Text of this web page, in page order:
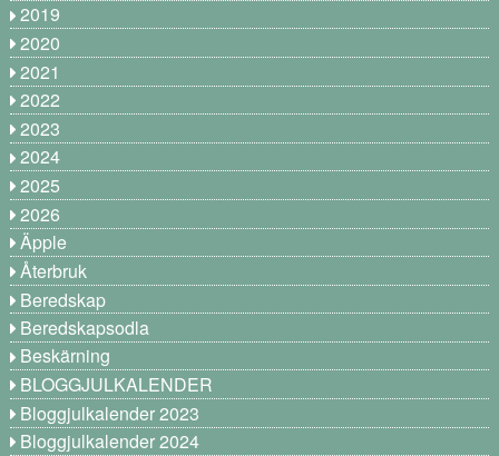
2019
2020
2021
2022
2023
2024
2025
2026
Äpple
Återbruk
Beredskap
Beredskapsodla
Beskärning
BLOGGJULKALENDER
Bloggjulkalender 2023
Bloggjulkalender 2024